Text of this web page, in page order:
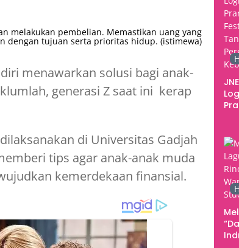
melakukan pembelian. Memastikan uang yang
dengan tujuan serta prioritas hidup. (istimewa)
menawarkan solusi bagi anak-
generasi Z saat ini kerap
di Universitas Gadjah
tips agar anak-anak muda
kemerdekaan finansial.